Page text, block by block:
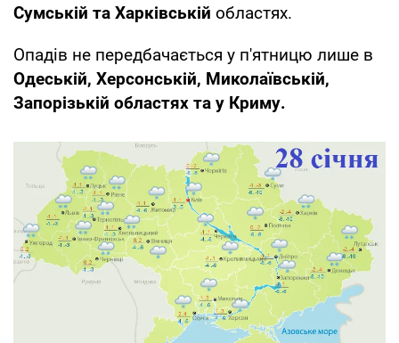
Сумській та Харківській областях.
Опадів не передбачається у п'ятницю лише в
Одеській, Херсонській, Миколаївській,
Запорізькій областях та у Криму.